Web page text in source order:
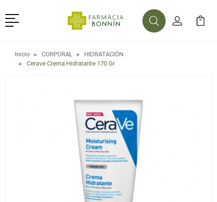
Menú
BuscarMi Cuenta
Mi
Inicio CORPORAL
HIDRATACIÓN
Cerave Crema Hidratante 170 Gr